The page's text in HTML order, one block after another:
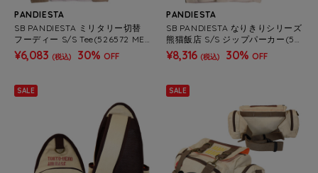
PANDIESTA
SB PANDIESTA ミリタリー切替
フーディー S/S Tee(526572 MEN
S/WOMENS）
¥6,083 (税込) 30% OFF
PANDIESTA
SB PANDIESTA なりきりシリーズ
熊猫飯店 S/S ジップパーカー(52
6100 MENS/WOMENS）
¥8,316 (税込) 30% OFF
SALE SALE